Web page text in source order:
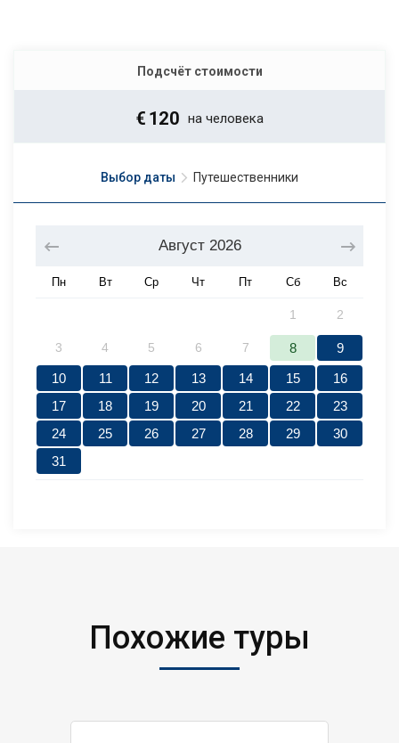
Подсчёт стоимости
€ 120 на человека
Выбор даты Путешественники
Август 2026
Пн Вт Ср Чт Пт Сб Вс
1 2
3 4 5 6 7 8
9
10
11 12 13 14 15
16
17
18 19 20 21 22
23
24
25 26 27 28 29
30
31
Похожие туры